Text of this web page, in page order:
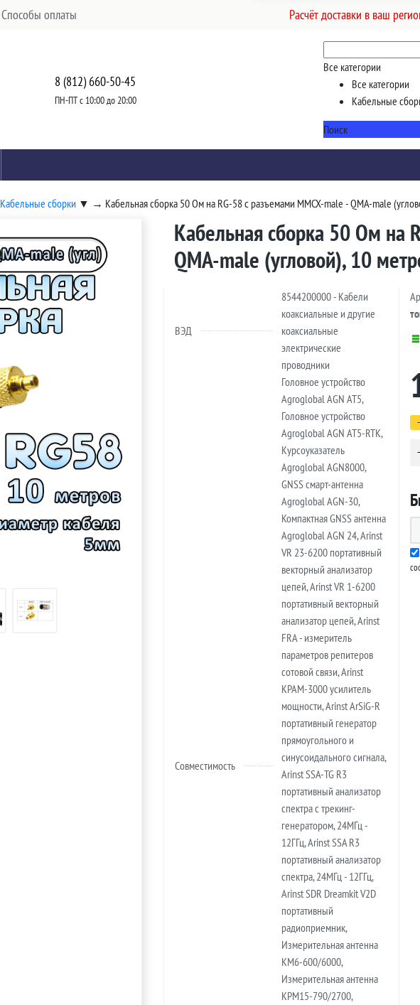
Способы оплаты Расчёт доставки в ваш
8 (812) 660-50-45
ПН-ПТ с 10:00 до 20:00
Все категории
Все категории
Кабельные
Поиск
Кабельные сборки ▼ → Кабельная сборка 50 Ом на RG-58 с разъемами MMCX-male - QMA-male
Кабельная сборка 50 Ом на
QMA-male (угловой), 10
ВЭД
8544200000 - Кабели
коаксиальные и другие
коаксиальные
электрические
проводники
Совместимость
Головное устройство
Agroglobal AGN AT5,
Головное устройство
Agroglobal AGN AT5-RTK,
Курсоуказатель
Agroglobal AGN8000,
GNSS смарт-антенна
Agroglobal AGN-30,
Компактная GNSS антенна
Agroglobal AGN 24, Arinst
VR 23-6200 портативный
векторный анализатор
цепей, Arinst VR 1-6200
портативный векторный
анализатор цепей, Arinst
FRA - измеритель
параметров репитеров
сотовой связи, Arinst
KPAM-3000 усилитель
мощности, Arinst ArSiG-R
портативный генератор
прямоугольного и
синусоидального сигнала,
Arinst SSA-TG R3
портативный анализатор
спектра с трекинг-
генератором, 24МГц -
12ГГц, Arinst SSA R3
портативный анализатор
спектра, 24МГц - 12ГГц,
Arinst SDR Dreamkit V2D
портативный
радиоприемник,
Измерительная антенна
KM6-600/6000,
Измерительная антенна
KPM15-790/2700,